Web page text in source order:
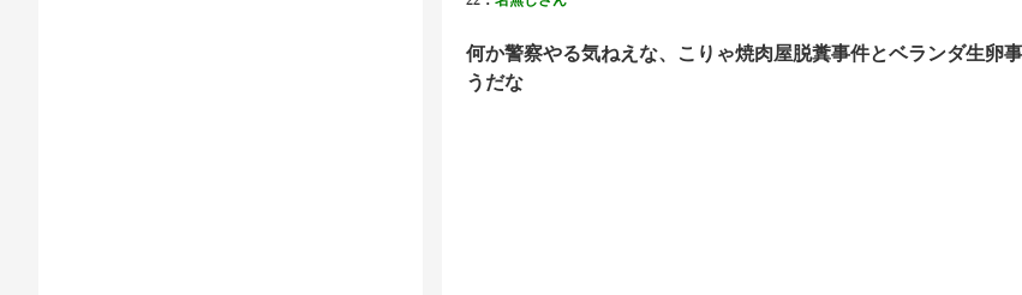
何か警察やる気ねえな、こりゃ焼肉屋脱糞事件とベランダ生卵
うだな